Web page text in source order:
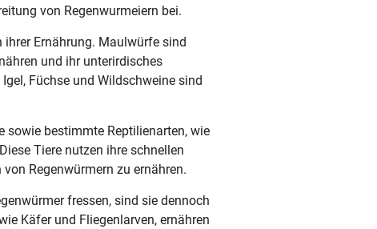
von Regenwurmeiern bei.
ihrer Ernährung. Maulwürfe sind
und ihr unterirdisches
Füchse und Wildschweine sind
sowie bestimmte Reptilienarten, wie
Tiere nutzen ihre schnellen
Regenwürmern zu ernähren.
fressen, sind sie dennoch
Käfer und Fliegenlarven, ernähren